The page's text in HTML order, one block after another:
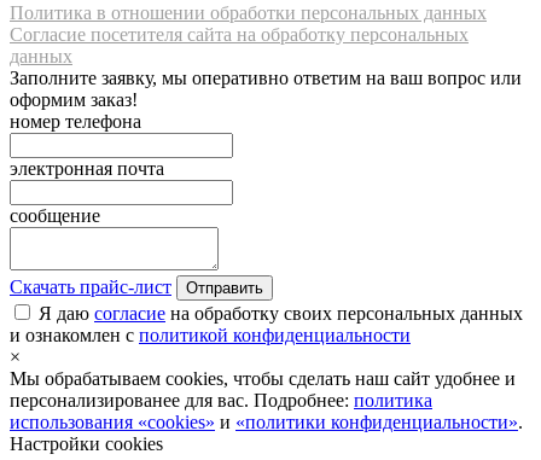
Политика в отношении обработки персональных данных
Согласие посетителя сайта на обработку персональных
данных
Заполните заявку, мы оперативно ответим на ваш вопрос или
оформим заказ!
номер телефона
электронная почта
сообщение
Скачать прайс-лист Отправить
Я даю согласие на обработку своих персональных данных
и ознакомлен с политикой конфиденциальности
×
Мы обрабатываем cookies, чтобы сделать наш сайт удобнее и
персонализированее для вас. Подробнее: политика
использования «cookies» и «политики конфиденциальности».
Настройки cookies